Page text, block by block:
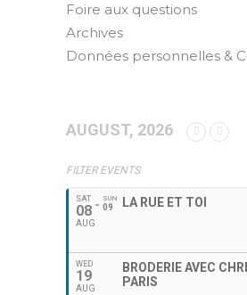
Foire aux questions
Archives
Données personnelles &
AUGUST, 2026
FILTER EVENTS
SAT
08
AUG
SUN
09 LA RUE ET TOI
WED
19
AUG
BRODERIE AVEC
PARIS